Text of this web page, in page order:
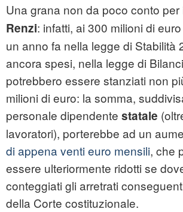
Una grana non da poco conto per
Renzi: infatti, ai 300 milioni di
un anno fa nella legge di Stabilità
ancora spesi, nella legge di
potrebbero essere stanziati non
milioni di euro: la somma,
personale dipendente statale
lavoratori), porterebbe ad un
di appena venti euro mensili, che
essere ulteriormente ridotti se
conteggiati gli arretrati
della Corte costituzionale.